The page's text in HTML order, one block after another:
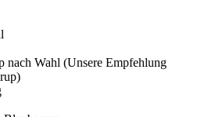
nach Wahl (Unsere Empfehlung